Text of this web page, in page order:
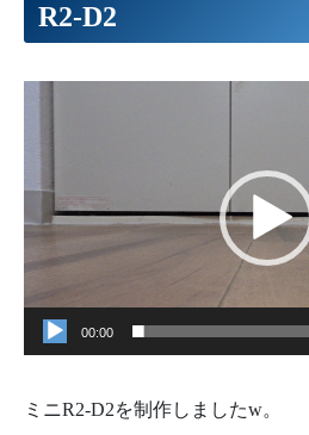
R2-D2
プ
レ
ー
ヤ
ー
00:00
ミニR2-D2を制作しましたw。